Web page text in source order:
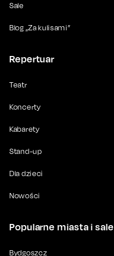
Sale
Blog „Za kulisami”
Repertuar
Teatr
Koncerty
Kabarety
Stand-up
Dla dzieci
Nowości
Popularne miasta i sale
Bydgoszcz